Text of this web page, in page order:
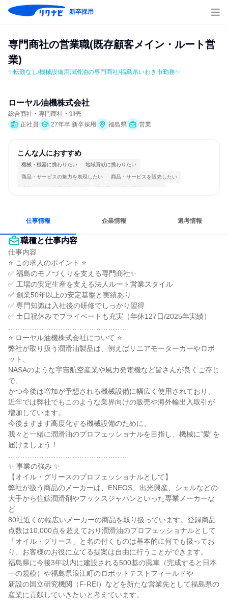
新卒採用
専門商社の営業職(既存顧客メイン・ルート営
業)
✨転勤なし/機械設備用潤滑油の専門商社/福島県いわき市勤務✨
ローヤル油機株式会社
総合商社・専門商社・卸売
正社員
27年卒 新卒採用 福島県 営業
こんな人におすすめ
機械・機器に携わりたい 地域貢献に携わりたい
商品・サービスの魅力を表現したい 商品・サービスを販売したい
情熱を持って仕事に取り組む 長く同じ会社に居続けられる
仕事情報 企業情報 選考情報
職種と仕事内容
仕事内容
⭐ この求人のポイント ⭐
✅ 福島のモノづくりを支える専門商社✨
✅ 工場の安定生産を支える法人ルート営業スタイル
✅ 創業50年以上の安定基盤と実績あり
✅ 専門知識は入社後の研修でしっかり習得
✅ 土日祝休みでプライベートも充実（年休127日/2025年実績）
⭐ ローヤル油機株式会社について ⭐
弊社が取り扱う潤滑油製品は、例えばリニアモーターカーやロボ
ット、
NASAのような宇宙航空産業や風力発電機など皆さんが良くご存じ
で、
かつ今後は増加が予想される機械設備に幅広く使用されており、
近年では弊社でもこのような業界向けの販売や海外輸出入取引が
増加しています。
今後ますます高度化する機械設備のために、
我々と一緒に潤滑油のプロフェッショナルを目指し、機械に”愛”を
届けましょう！
✨ 事業の強み ✨
【オイル・グリースのプロフェッショナルとして】
弊社が扱う商品のメーカーは、ENEOS、出光興産、シェルなどの
大手から住鉱潤滑剤やフックスジャパンといった専業メーカーな
ど
80社近くの幅広いメーカーの商品を取り扱っています。登録商品
点数は10,000点を超えており潤滑油のプロフェッショナルとして
「オイル・グリース」と名の付くものは基本的に何でも扱ってお
り、お客様のお役に立てる提案は自由に行うことができます。
福島県に今後3年以内に建設される500基の風車（完成すると日本
一の規模）や福島県浪江町のロボットテストフィールドや
新設の国立研究機関（F-REI）などを新たな営業先として福島県の
産業に貢献していきたいと考えています。